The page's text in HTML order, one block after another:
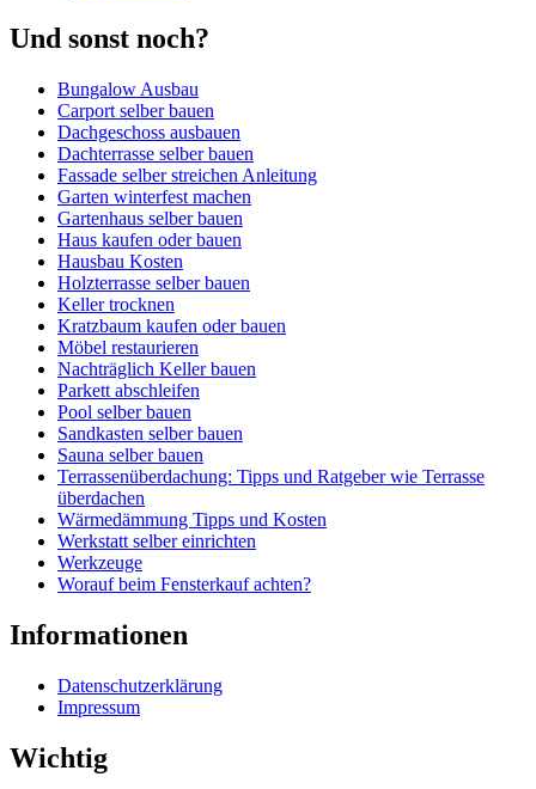
Und sonst noch?
Bungalow Ausbau
Carport selber bauen
Dachgeschoss ausbauen
Dachterrasse selber bauen
Fassade selber streichen Anleitung
Garten winterfest machen
Gartenhaus selber bauen
Haus kaufen oder bauen
Hausbau Kosten
Holzterrasse selber bauen
Keller trocknen
Kratzbaum kaufen oder bauen
Möbel restaurieren
Nachträglich Keller bauen
Parkett abschleifen
Pool selber bauen
Sandkasten selber bauen
Sauna selber bauen
Terrassenüberdachung: Tipps und Ratgeber wie Terrasse
überdachen
Wärmedämmung Tipps und Kosten
Werkstatt selber einrichten
Werkzeuge
Worauf beim Fensterkauf achten?
Informationen
Datenschutzerklärung
Impressum
Wichtig